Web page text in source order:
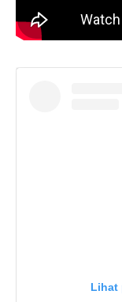
Lihat